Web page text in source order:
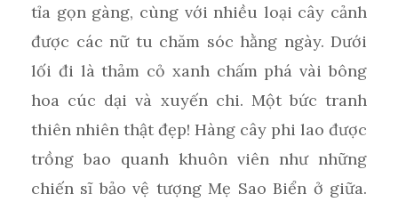
tỉa gọn gàng, cùng với nhiều loại cây cảnh
được các nữ tu chăm sóc hằng ngày. Dưới
lối đi là thảm cỏ xanh chấm phá vài bông
hoa cúc dại và xuyến chi. Một bức tranh
thiên nhiên thật đẹp! Hàng cây phi lao được
trồng bao quanh khuôn viên như những
chiến sĩ bảo vệ tượng Mẹ Sao Biển ở giữa.